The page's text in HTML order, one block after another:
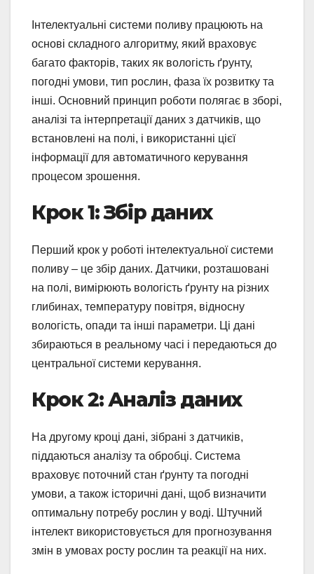
Інтелектуальні системи поливу працюють на
основі складного алгоритму, який враховує
багато факторів, таких як вологість ґрунту,
погодні умови, тип рослин, фаза їх розвитку та
інші. Основний принцип роботи полягає в зборі,
аналізі та інтерпретації даних з датчиків, що
встановлені на полі, і використанні цієї
інформації для автоматичного керування
процесом зрошення.
Крок 1: Збір даних
Перший крок у роботі інтелектуальної системи
поливу – це збір даних. Датчики, розташовані
на полі, вимірюють вологість ґрунту на різних
глибинах, температуру повітря, відносну
вологість, опади та інші параметри. Ці дані
збираються в реальному часі і передаються до
центральної системи керування.
Крок 2: Аналіз даних
На другому кроці дані, зібрані з датчиків,
піддаються аналізу та обробці. Система
враховує поточний стан ґрунту та погодні
умови, а також історичні дані, щоб визначити
оптимальну потребу рослин у воді. Штучний
інтелект використовується для прогнозування
змін в умовах росту рослин та реакції на них.